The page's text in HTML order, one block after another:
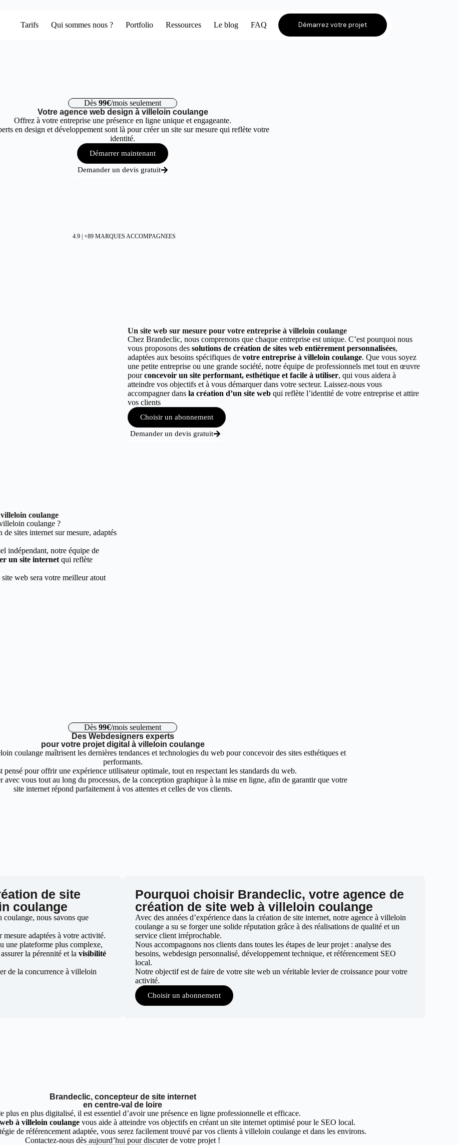
Tarifs Qui sommes nous ? Portfolio Ressources Le blog FAQ Démarrez votre projet
Dès 99€/mois seulement
Votre agence web design à villeloin coulange
Offrez à votre entreprise une présence en ligne unique et engageante.
en design et développement sont là pour créer un site sur mesure qui reflète votre
identité.
Démarrer maintenant
Demander un devis gratuit
4.9 | +89 MARQUES ACCOMPAGNEES
Un site web sur mesure pour votre entreprise à villeloin coulange
Chez Brandeclic, nous comprenons que chaque entreprise est unique. C’est pourquoi nous
vous proposons des solutions de création de sites web entièrement personnalisées,
adaptées aux besoins spécifiques de votre entreprise à villeloin coulange. Que vous soyez
une petite entreprise ou une grande société, notre équipe de professionnels met tout en œuvre
pourconcevoir un site performant, esthétique et facile à utiliser, qui vous aidera à
atteindre vos objectifs et à vous démarquer dans votre secteur. Laissez-nous vous
accompagner dans la création d’un site web qui reflète l’identité de votre entreprise et attire
vos clients
Choisir un abonnement
Demander un devis gratuit
coulange
coulange ?
sites internet sur mesure, adaptés
indépendant, notre équipe de
un site internetqui reflète
web sera votre meilleur atout
Dès 99€/mois seulement
Des Webdesigners experts
pour votre projet digital à villeloin coulange
coulange maîtrisent les dernières tendances et technologies du web pour concevoir des sites esthétiques et
performants.
pensé pour offrir une expérience utilisateur optimale, tout en respectant les standards du web.
avec vous tout au long du processus, de la conception graphique à la mise en ligne, afin de garantir que votre
site internet répond parfaitement à vos attentes et celles de vos clients.
de site
coulange
coulange, nous savons que
adaptées à votre activité.
une plateforme plus complexe,
la pérennité et lavisibilité
de la concurrence à villeloin
Pourquoi choisir Brandeclic, votre agence de
création de site web à villeloin coulange
Avec des années d’expérience dans la création de site internet, notre agence à villeloin
coulange a su se forger une solide réputation grâce à des réalisations de qualité et un
service client irréprochable.
Nous accompagnons nos clients dans toutes les étapes de leur projet : analyse des
besoins, webdesign personnalisé, développement technique, et référencement SEO
local.
Notre objectif est de faire de votre site web un véritable levier de croissance pour votre
activité.
Choisir un abonnement
Brandeclic, concepteur de site internet
en centre-val de loire
plus en plus digitalisé, il est essentiel d’avoir une présence en ligne professionnelle et efficace.
à villeloin coulangevous aide à atteindre vos objectifs en créant un site internet optimisé pour le SEO local.
de référencement adaptée, vous serez facilement trouvé par vos clients à villeloin coulange et dans les environs.
Contactez-nous dès aujourd’hui pour discuter de votre projet !